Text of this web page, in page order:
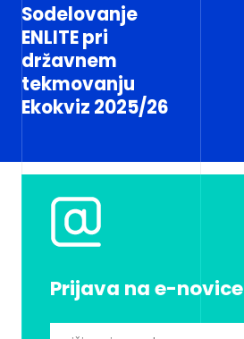
Sodelovanje
ENLITE pri
državnem
tekmovanju
Ekokviz 2025/26
Prijava na e-novice